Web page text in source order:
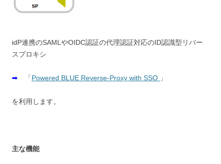
idP連携のSAMLやOIDC認証の代理認証対応のID認識型リバー
スプロキシ
➡ 「Powered BLUE Reverse-Proxy with SSO 」
を利用します。
主な機能